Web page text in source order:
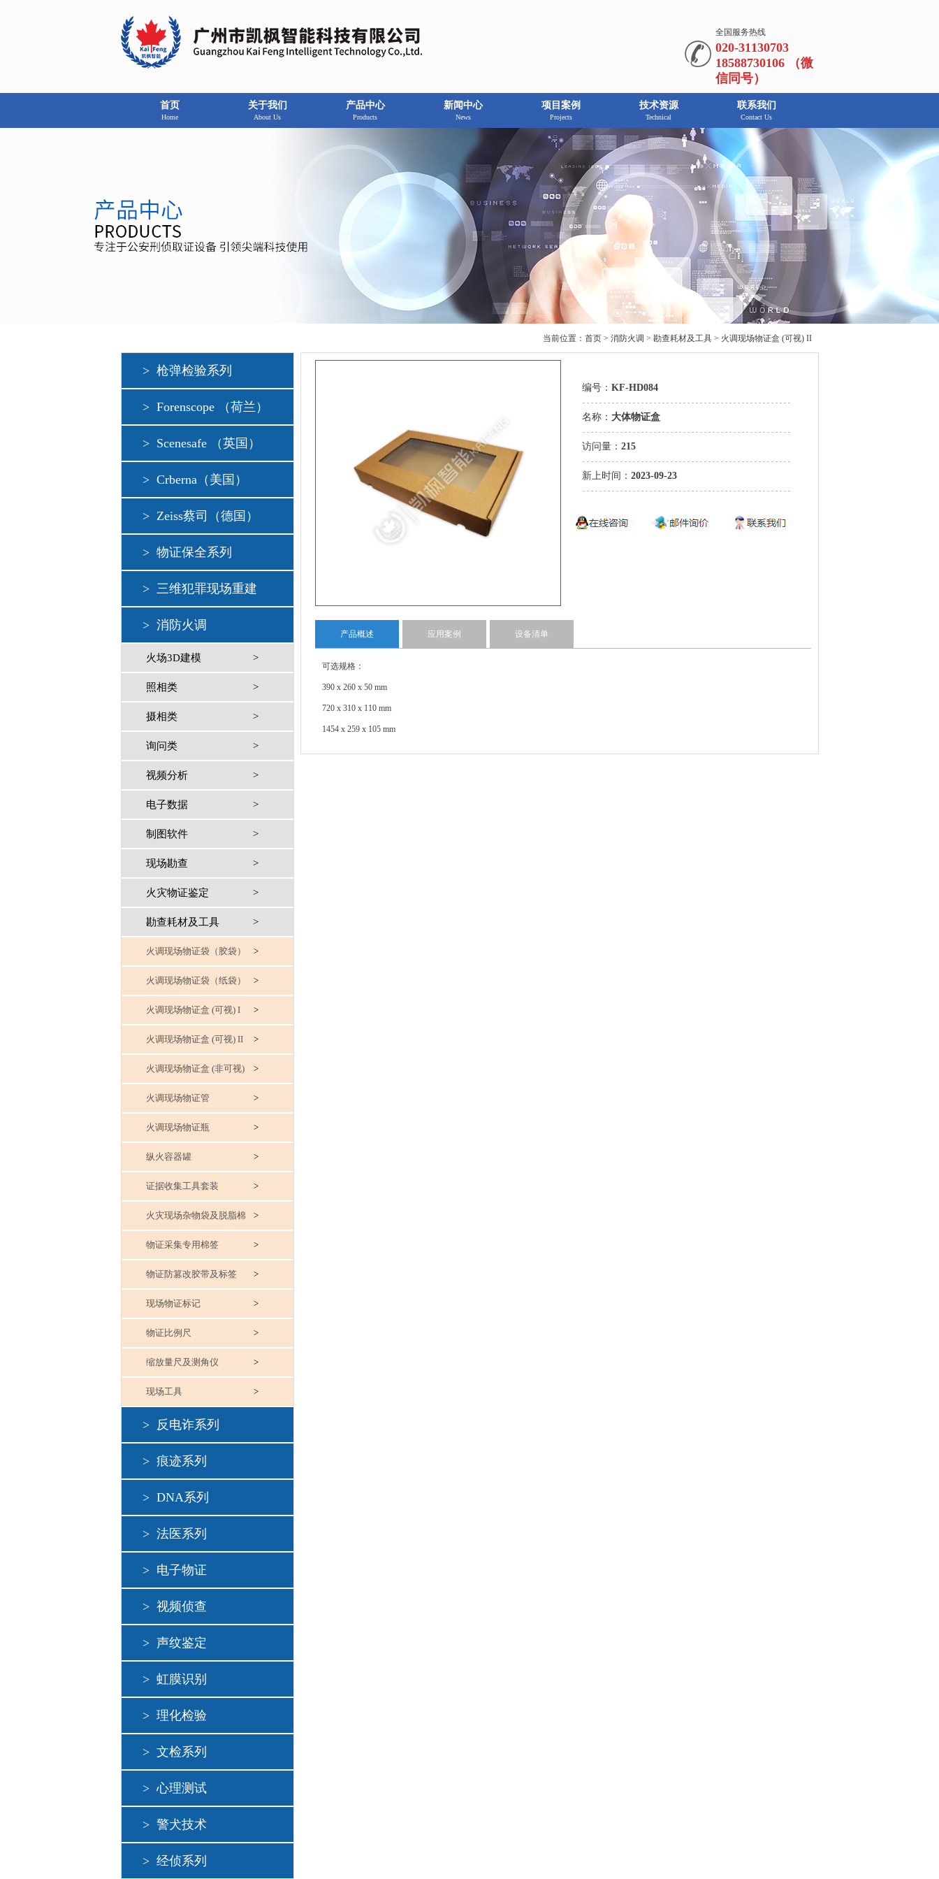
全国服务热线
020-31130703
18588730106 （微
信同号）
首页
Home
关于我们
About Us
产品中心
Products
新闻中心
News
项目案例
Projects
技术资源
Technical
联系我们
Contact Us
当前位置： 首页> 消防火调 > 勘查耗材及工具 > 火调现场物证盒 (可视) II
> 枪弹检验系列
> Forenscope （荷兰）
> Scenesafe （英国）
> Crberna（美国）
> Zeiss蔡司（德国）
> 物证保全系列
> 三维犯罪现场重建
> 消防火调
火场3D建模 >
照相类 >
摄相类 >
询问类 >
视频分析 >
电子数据 >
制图软件 >
现场勘查 >
火灾物证鉴定 >
勘查耗材及工具 >
火调现场物证袋（胶袋） >
火调现场物证袋（纸袋） >
火调现场物证盒 (可视) I >
火调现场物证盒 (可视) II >
火调现场物证盒 (非可视) >
火调现场物证管 >
火调现场物证瓶 >
纵火容器罐 >
证据收集工具套装 >
火灾现场杂物袋及脱脂棉 >
物证采集专用棉签 >
物证防篡改胶带及标签 >
现场物证标记 >
物证比例尺 >
缩放量尺及测角仪 >
现场工具 >
> 反电诈系列
> 痕迹系列
> DNA系列
> 法医系列
> 电子物证
> 视频侦查
> 声纹鉴定
> 虹膜识别
> 理化检验
> 文检系列
> 心理测试
> 警犬技术
> 经侦系列
编号： KF-HD084
名称： 大体物证盒
访问量： 215
新上时间： 2023-09-23
产品概述 应用案例 设备清单
可选规格：
390 x 260 x 50 mm
720 x 310 x 110 mm
1454 x 259 x 105 mm